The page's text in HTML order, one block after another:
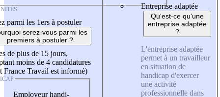
parmi les 1ers à postuler
serez-vous parmi les
premiers à postuler ?
de plus de 15 jours,
moins de 4 candidatures
France Travail est informé)
Employeur handi-
Entreprise adaptée
Qu'est-ce qu'une
entreprise adaptée
?
L'entreprise adaptée
permet à un travailleur
en situation de
handicap d'exercer
une activité
professionnelle dans